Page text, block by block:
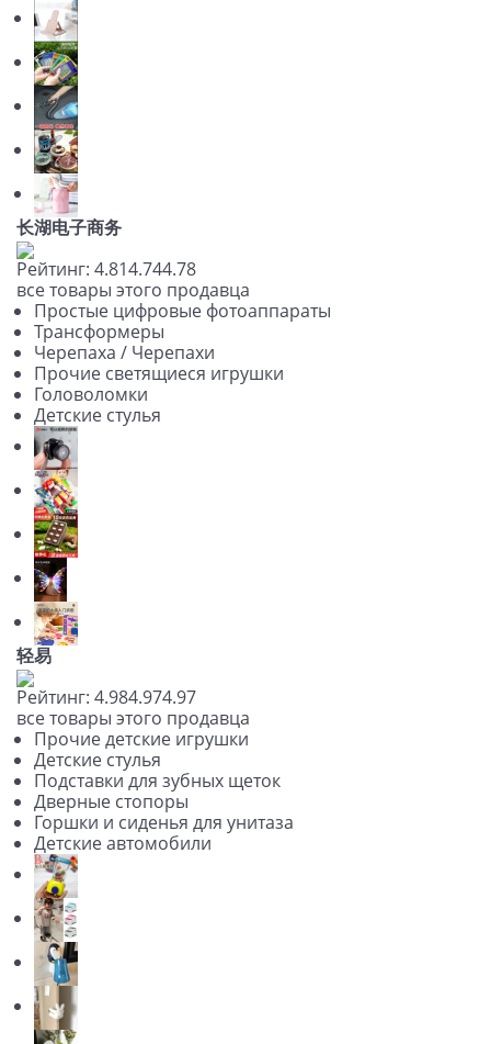
长湖电子商务
Рейтинг: 4.814.744.78
все товары этого продавца
Простые цифровые фотоаппараты
Трансформеры
Черепаха / Черепахи
Прочие светящиеся игрушки
Головоломки
Детские стулья
轻易
Рейтинг: 4.984.974.97
все товары этого продавца
Прочие детские игрушки
Детские стулья
Подставки для зубных щеток
Дверные стопоры
Горшки и сиденья для унитаза
Детские автомобили